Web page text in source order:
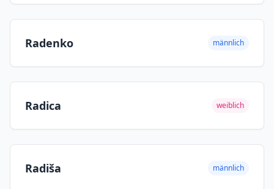
Radenko männlich
Radica weiblich
Radiša männlich